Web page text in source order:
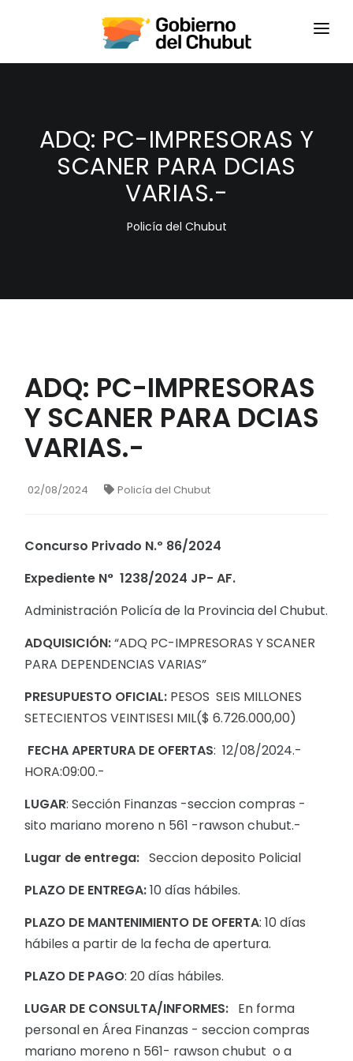
HOME
ADQ: PC-IMPRESORAS Y
SCANER PARA DCIAS
VARIAS.-
Policía del Chubut
ADQ: PC-IMPRESORAS
Y SCANER PARA DCIAS
VARIAS.-
02/08/2024 Policía del Chubut
Concurso Privado N.º 86/2024
Expediente N° 1238/2024 JP- AF.
Administración Policía de la Provincia del Chubut.
ADQUISICIÓN:“ADQ PC-IMPRESORAS Y SCANER
PARA DEPENDENCIAS VARIAS”
PRESUPUESTO OFICIAL: PESOS SEIS MILLONES
SETECIENTOS VEINTISESI MIL($ 6.726.000,00)
FECHA APERTURA DE OFERTAS: 12/08/2024.-
HORA:09:00.-
LUGAR: Sección Finanzas -seccion compras -
sito mariano moreno n 561 -rawson chubut.-
Lugar de entrega: Seccion deposito Policial
PLAZO DE ENTREGA:10 días hábiles.
PLAZO DE MANTENIMIENTO DE OFERTA: 10 días
hábiles a partir de la fecha de apertura.
PLAZO DE PAGO: 20 días hábiles.
LUGAR DE CONSULTA/INFORMES: En forma
personal en Área Finanzas - seccion compras
mariano moreno n 561- rawson chubut o a